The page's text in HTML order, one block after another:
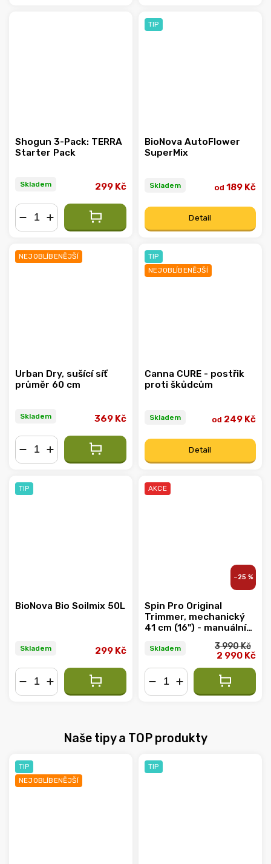
Shogun 3-Pack: TERRA
Starter Pack
Skladem 299 Kč
TIP
BioNova AutoFlower
SuperMix
Skladem od 189 Kč
Detail
NEJOBLÍBENĚJŠÍ
Urban Dry, sušící síť
průměr 60 cm
Skladem 369 Kč
TIP
NEJOBLÍBENĚJŠÍ
Canna CURE - postřik
proti škůdcům
Skladem od 249 Kč
Detail
TIP
BioNova Bio Soilmix 50L
Skladem 299 Kč
AKCE
–25 %
Spin Pro Original
Trimmer, mechanický
41 cm (16") - manuální
Skladem 3 990 Kč
2 990 Kč
Naše tipy a TOP produkty
TIP
NEJOBLÍBENĚJŠÍ
TIP